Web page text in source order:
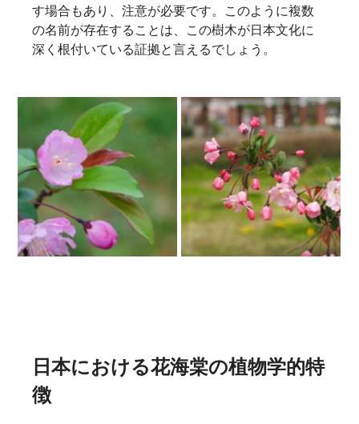
す場合もあり、注意が必要です。このように複数
の名前が存在することは、この樹木が日本文化に
深く根付いている証拠と言えるでしょう。
日本における花海棠の植物学的特
徴